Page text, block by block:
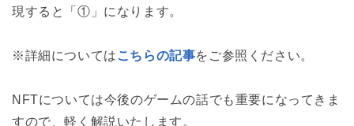
現すると「①」になります。
※詳細については こちらの記事をご参照ください。
NFTについては今後のゲームの話でも重要になってきま
すので、軽く解説いたします。